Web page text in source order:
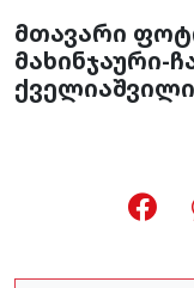
მთავარი
მახინჯაური-